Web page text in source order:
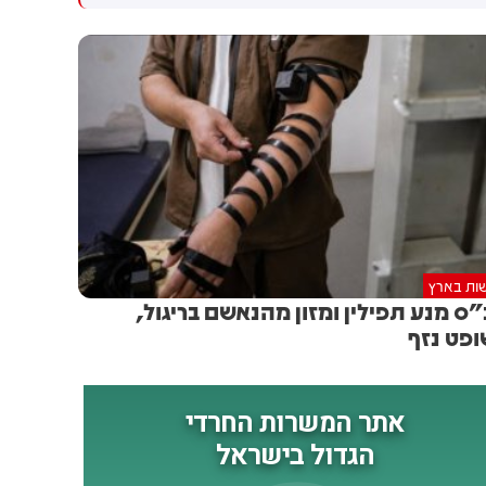
עברו בנתב"ג 2,355,591 נוסעים
בטיסות בין-לאומיות
ופנים-ארציות - עלייה של 36%
לעומת יולי אשתקד
כ-18 מיליון שקלים בוועדת
הכספים, שנועדו עבור תשלום
חובות למיקרוסופט ולספקים
נוספים - בתי הדין צפויים
להפסיק לפעול כבר ביום ראשון.
כך לפי גורמים בכירים במשרד.
כזכור, מייקרוסופט כבר
את המערכות לפני מספר
בעקבות החוב. היא הסכימה
להמתין עד כה, בעקבות
שהכסף יועבר אליה. אך בעקבות
כך שההעברה נעצרה ונחסמה -
היא צפויה להשבית את
בארץ
מנע תפילין ומזון מהנאשם בריגול,
נזף